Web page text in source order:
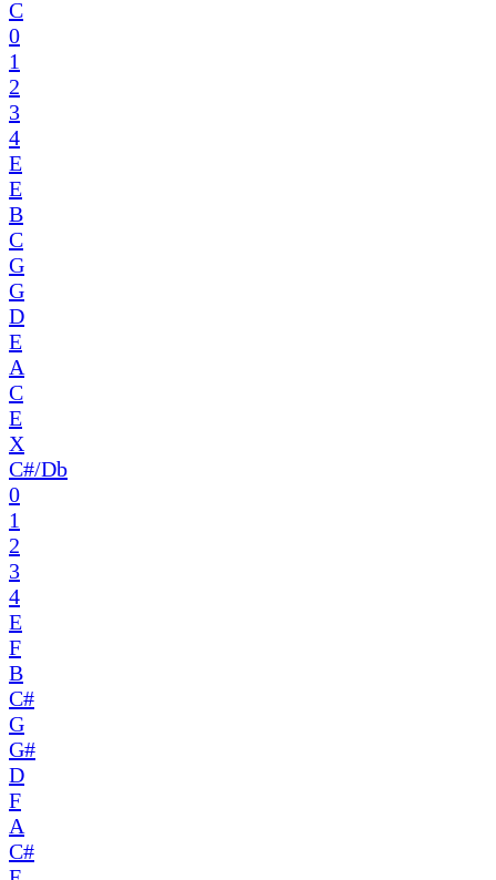
C
0
1
2
3
4
E
E
B
C
G
G
D
E
A
C
E
X
C#/Db
0
1
2
3
4
E
F
B
C#
G
G#
D
F
A
C#